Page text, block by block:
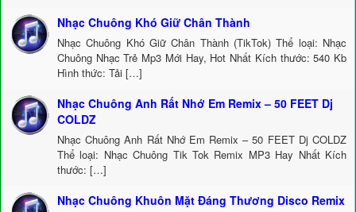
Nhạc Chuông Khó Giữ Chân Thành
Nhạc Chuông Khó Giữ Chân Thành (TikTok) Thể loại: Nhạc
Chuông Nhạc Trẻ Mp3 Mới Hay, Hot Nhất Kích thước: 540 Kb
Hình thức: Tải […]
Nhạc Chuông Anh Rất Nhớ Em Remix – 50 FEET Dj
COLDZ
Nhạc Chuông Anh Rất Nhớ Em Remix – 50 FEET Dj COLDZ
Thể loại: Nhạc Chuông Tik Tok Remix MP3 Hay Nhất Kích
thước: […]
Nhạc Chuông Khuôn Mặt Đáng Thương Disco Remix